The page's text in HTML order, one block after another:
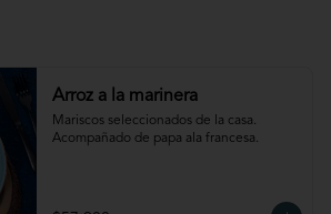
Arroz a la marinera
Mariscos seleccionados de la casa.
Acompañado de papa ala francesa.